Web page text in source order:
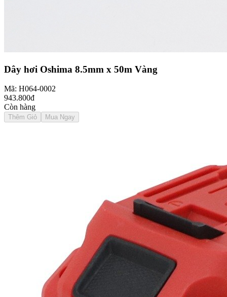
Dây hơi Oshima 8.5mm x 50m Vàng
Mã: H064-0002
943.800đ
Còn hàng
Thêm Giỏ Mua Ngay